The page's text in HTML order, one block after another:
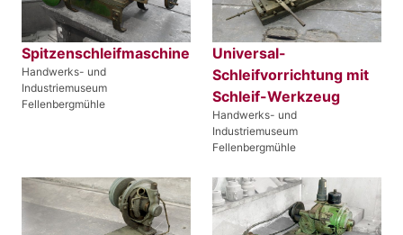
Spitzenschleifmaschine
Handwerks- und
Industriemuseum
Fellenbergmühle
Universal-
Schleifvorrichtung mit
Schleif-Werkzeug
Handwerks- und
Industriemuseum
Fellenbergmühle